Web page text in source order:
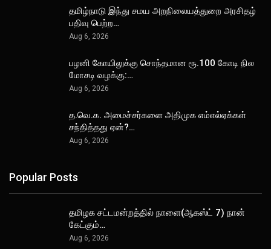
தமிழ்நாடு இந்து சமய அறநிலையத்துறை அரசிதழ்
பதிவு பெற்ற…
Aug 6, 2026
பழனி கோயிலுக்கு சொந்தமான ரூ.100 கோடி நில
மோசடி வழக்கு:…
Aug 6, 2026
த.வெ.க. அமைச்சர்களை அதிமுக எம்எல்ஏக்கள்
சந்தித்தது ஏன்?…
Aug 6, 2026
Popular Posts
தமிழக சட்டமன்றத்தில் நாளை(ஆகஸ்ட் 7) நான்
கேட்கும்…
Aug 6, 2026